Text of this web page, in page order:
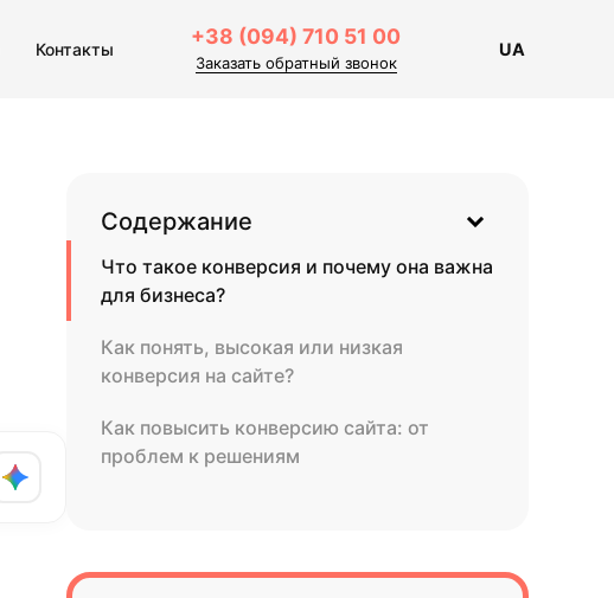
Контакты
+38 (094) 710 51 00
Заказать обратный звонок
UA
Содержание
Что такое конверсия и почему она важна
для бизнеса?
Как понять, высокая или низкая
конверсия на сайте?
Как повысить конверсию сайта: от
проблем к решениям